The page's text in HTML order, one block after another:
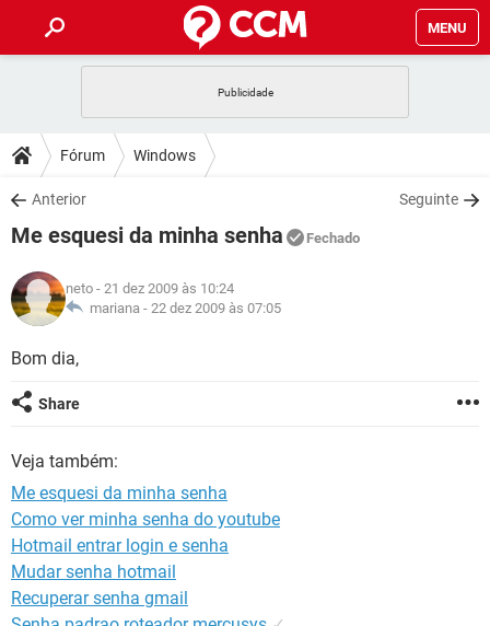
MENU
CELULAR
OUTLOOK
INSTAGRAM GMAIL
GUIA DE COMPRAS
DICAS
JOGOS
INSTAGRAM
GUIA DE COMPRAS
DOWNLOADS
JOGOS WHATSAPP
CELULAR
OUTLOOK EXCEL
INSTAGRAM
JOGOS
CELULAR
OUTLOOK
INSTAGRAM
GLOSSÁRIO
JOGOS
INSTAGRAM
GUIA DE COMPRAS
Fórum Windows
Anterior Seguinte
Me esquesi da minha senha Fechado
neto - 21 dez 2009 às 10:24
mariana - 22 dez 2009 às 07:05
Bom dia,
Share
Veja também:
Me esquesi da minha senha
Como ver minha senha do youtube
Hotmail entrar login e senha
Mudar senha hotmail
Recuperar senha gmail